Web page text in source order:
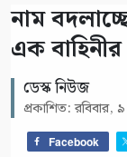
নাম
এক
ডেস্ক নিউজ
প্রকাশিত:
Facebook